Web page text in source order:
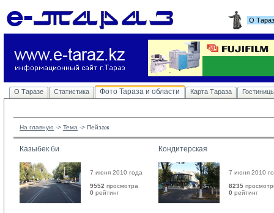
О
О Таразе Статистика Фото Тараза и области Карта Тараза
На главную -> Тема -> Пейзаж
Казыбек би
7 июня 2010 года
9552 просмотра
0 рейтинг
Кондитерская
7 июня 2010
8235
0 рейтинг